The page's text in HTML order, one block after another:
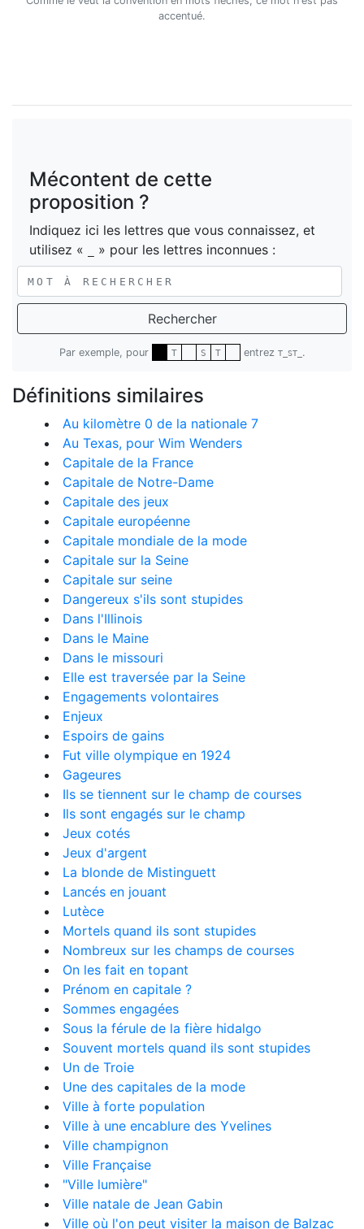
accentué.
Mécontent de cette
proposition ?
Indiquez ici les lettres que vous connaissez, et
utilisez «
» pour les lettres inconnues :
Rechercher
Par exemple, pour T S T entrez T_ST_ .
Définitions similaires
Au kilomètre 0 de la nationale 7
Au Texas, pour Wim Wenders
Capitale de la France
Capitale de Notre-Dame
Capitale des jeux
Capitale européenne
Capitale mondiale de la mode
Capitale sur la Seine
Capitale sur seine
Dangereux s'ils sont stupides
Dans l'Illinois
Dans le Maine
Dans le missouri
Elle est traversée par la Seine
Engagements volontaires
Enjeux
Espoirs de gains
Fut ville olympique en 1924
Gageures
Ils se tiennent sur le champ de courses
Ils sont engagés sur le champ
Jeux cotés
Jeux d'argent
La blonde de Mistinguett
Lancés en jouant
Lutèce
Mortels quand ils sont stupides
Nombreux sur les champs de courses
On les fait en topant
Prénom en capitale ?
Sommes engagées
Sous la férule de la fière hidalgo
Souvent mortels quand ils sont stupides
Un de Troie
Une des capitales de la mode
Ville à forte population
Ville à une encablure des Yvelines
Ville champignon
Ville Française
"Ville lumière"
Ville natale de Jean Gabin
Ville où l'on peut visiter la maison de Balzac